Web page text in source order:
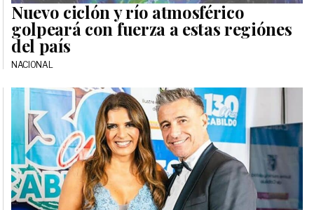
Nuevo ciclón y río atmosférico
golpeará con fuerza a estas regiónes
del país
NACIONAL